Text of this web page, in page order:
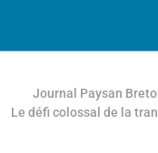
Journal Paysan
Le défi colossal de la